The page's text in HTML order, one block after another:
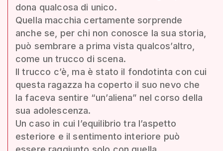
dona qualcosa di unico.
Quella macchia certamente sorprende
anche se, per chi non conosce la sua storia,
può sembrare a prima vista qualcos’altro,
come un trucco di scena.
Il trucco c’è, ma è stato il fondotinta con cui
questa ragazza ha coperto il suo nevo che
la faceva sentire “un’aliena” nel corso della
sua adolescenza.
Un caso in cui l’equilibrio tra l’aspetto
esteriore e il sentimento interiore può